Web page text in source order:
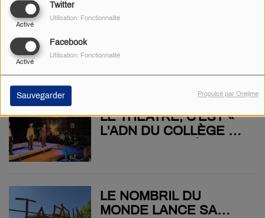
Twitter
Activé
Utilisation: Fonctionnalité
Facebook
Activé
Utilisation: Fonctionnalité
Sauvegarder Propulsé par Orejime
DE SAINT-LOUP-
L'ANNÉE SCOLAIRE
DERNIÈRE VA-T-IL SE
BERTRAND. LA TOUTE
LA MIOLIÈRE ABRITE
UNE EXPOSITION
OBJETS
LE THÉÂTRE, C'EST «
L'ADN DU COLLÈGE DU
LE NOMBRIL DU
MONDE LANCE SA